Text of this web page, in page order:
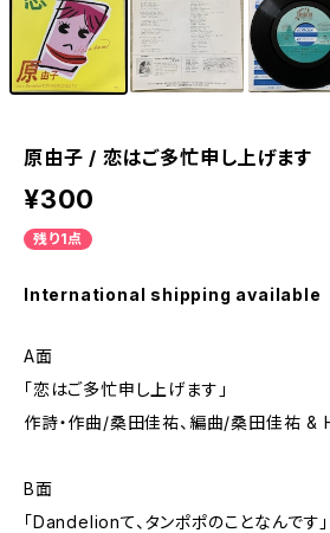
原由子 / 恋はご多忙申し上げます
¥300
残り1点
International shipping available
A面
「恋はご多忙申し上げます」
作詩・作曲/桑田佳祐、編曲/桑田佳祐
B面
「Dandelionて、タンポポのことなんです」